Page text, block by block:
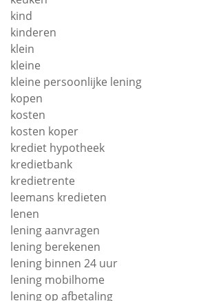
kind
kinderen
klein
kleine
kleine persoonlijke lening
kopen
kosten
kosten koper
krediet hypotheek
kredietbank
kredietrente
leemans kredieten
lenen
lening aanvragen
lening berekenen
lening binnen 24 uur
lening mobilhome
lening op afbetaling